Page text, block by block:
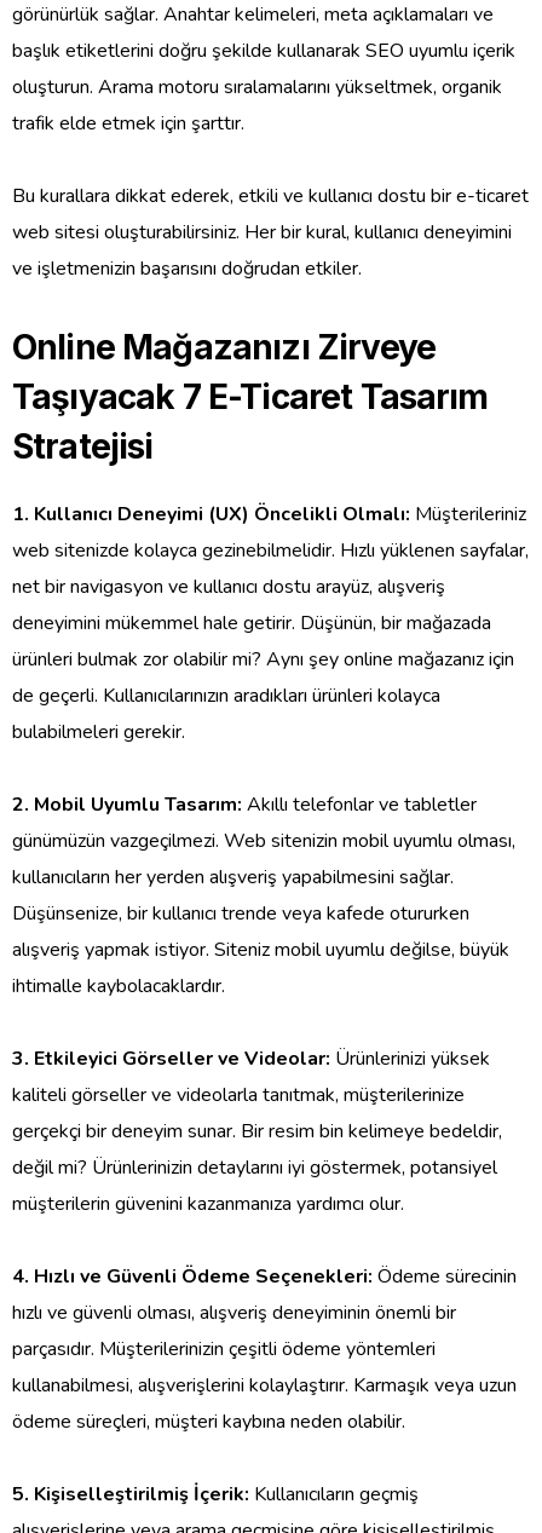
görünürlük sağlar. Anahtar kelimeleri, meta açıklamaları ve
başlık etiketlerini doğru şekilde kullanarak SEO uyumlu içerik
oluşturun. Arama motoru sıralamalarını yükseltmek, organik
trafik elde etmek için şarttır.
Bu kurallara dikkat ederek, etkili ve kullanıcı dostu bir e-ticaret
web sitesi oluşturabilirsiniz. Her bir kural, kullanıcı deneyimini
ve işletmenizin başarısını doğrudan etkiler.
Online Mağazanızı Zirveye
Taşıyacak 7 E-Ticaret Tasarım
Stratejisi
1. Kullanıcı Deneyimi (UX) Öncelikli Olmalı: Müşterileriniz
web sitenizde kolayca gezinebilmelidir. Hızlı yüklenen sayfalar,
net bir navigasyon ve kullanıcı dostu arayüz, alışveriş
deneyimini mükemmel hale getirir. Düşünün, bir mağazada
ürünleri bulmak zor olabilir mi? Aynı şey online mağazanız için
de geçerli. Kullanıcılarınızın aradıkları ürünleri kolayca
bulabilmeleri gerekir.
2. Mobil Uyumlu Tasarım: Akıllı telefonlar ve tabletler
günümüzün vazgeçilmezi. Web sitenizin mobil uyumlu olması,
kullanıcıların her yerden alışveriş yapabilmesini sağlar.
Düşünsenize, bir kullanıcı trende veya kafede otururken
alışveriş yapmak istiyor. Siteniz mobil uyumlu değilse, büyük
ihtimalle kaybolacaklardır.
3. Etkileyici Görseller ve Videolar: Ürünlerinizi yüksek
kaliteli görseller ve videolarla tanıtmak, müşterilerinize
gerçekçi bir deneyim sunar. Bir resim bin kelimeye bedeldir,
değil mi? Ürünlerinizin detaylarını iyi göstermek, potansiyel
müşterilerin güvenini kazanmanıza yardımcı olur.
4. Hızlı ve Güvenli Ödeme Seçenekleri: Ödeme sürecinin
hızlı ve güvenli olması, alışveriş deneyiminin önemli bir
parçasıdır. Müşterilerinizin çeşitli ödeme yöntemleri
kullanabilmesi, alışverişlerini kolaylaştırır. Karmaşık veya uzun
ödeme süreçleri, müşteri kaybına neden olabilir.
5. Kişiselleştirilmiş İçerik: Kullanıcıların geçmiş